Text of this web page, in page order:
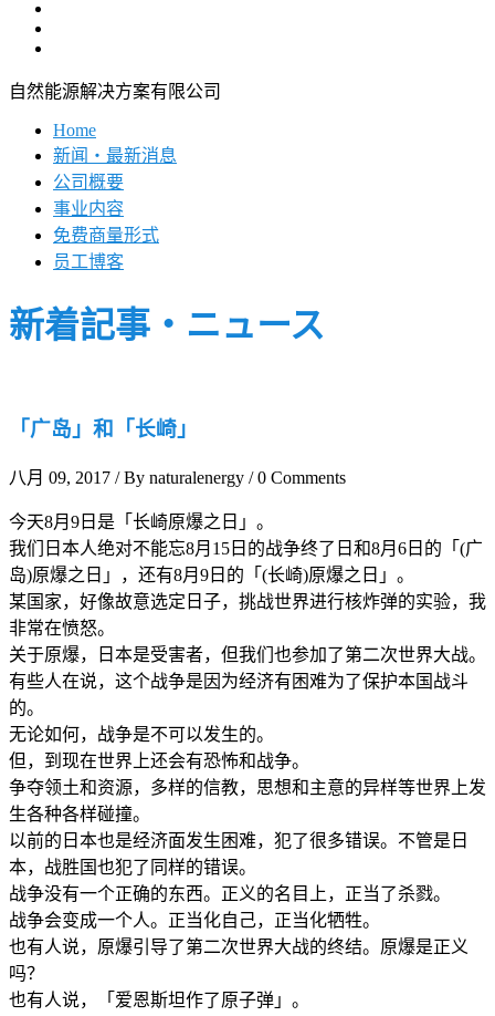
自然能源解决方案有限公司
Home
新闻・最新消息
公司概要
事业内容
免费商量形式
员工博客
新着記事・ニュース
「广岛」和「长崎」
八月 09, 2017 / By naturalenergy / 0 Comments
今天8月9日是「长崎原爆之日」。
我们日本人绝对不能忘8月15日的战争终了日和8月6日的「(广
岛)原爆之日」，还有8月9日的「(长崎)原爆之日」。
某国家，好像故意选定日子，挑战世界进行核炸弹的实验，我
非常在愤怒。
关于原爆，日本是受害者，但我们也参加了第二次世界大战。
有些人在说，这个战争是因为经济有困难为了保护本国战斗
的。
无论如何，战争是不可以发生的。
但，到现在世界上还会有恐怖和战争。
争夺领土和资源，多样的信教，思想和主意的异样等世界上发
生各种各样碰撞。
以前的日本也是经济面发生困难，犯了很多错误。不管是日
本，战胜国也犯了同样的错误。
战争没有一个正确的东西。正义的名目上，正当了杀戮。
战争会变成一个人。正当化自己，正当化牺牲。
也有人说，原爆引导了第二次世界大战的终结。原爆是正义
吗？
也有人说，「爱恩斯坦作了原子弹」。